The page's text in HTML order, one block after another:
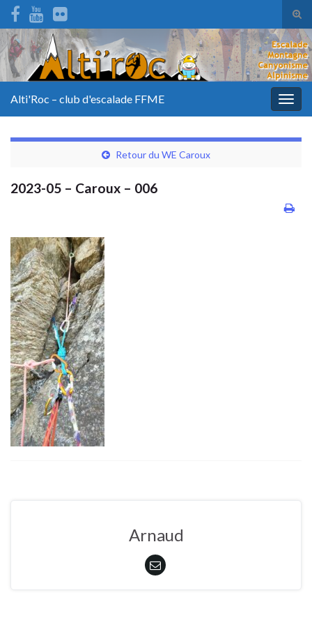
Alti'Roc – club d'escalade FFME
Retour du WE Caroux
2023-05 – Caroux – 006
Arnaud